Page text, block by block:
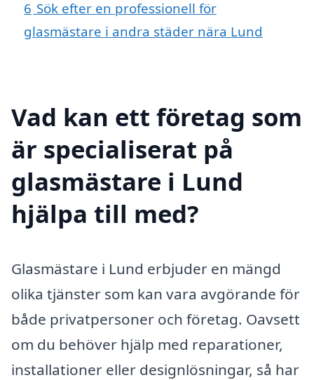
6 Sök efter en professionell för
glasmästare i andra städer nära Lund
Vad kan ett företag som
är specialiserat på
glasmästare i Lund
hjälpa till med?
Glasmästare i Lund erbjuder en mängd
olika tjänster som kan vara avgörande för
både privatpersoner och företag. Oavsett
om du behöver hjälp med reparationer,
installationer eller designlösningar, så har